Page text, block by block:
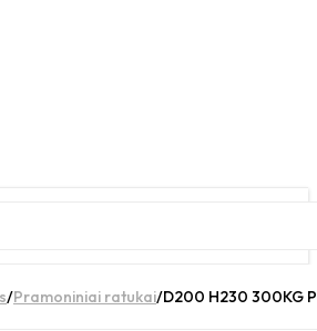
/Pramoniniai ratukai/D200 H230 300KG